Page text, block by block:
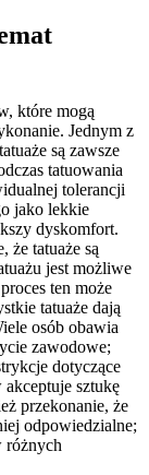
które mogą
Jednym z
są zawsze
tatuowania
tolerancji
jako lekkie
dyskomfort.
że tatuaże są
jest możliwe
ten może
tatuaże dają
osób obawia
zawodowe;
dotyczące
sztukę
przekonanie, że
odpowiedzialne;
różnych